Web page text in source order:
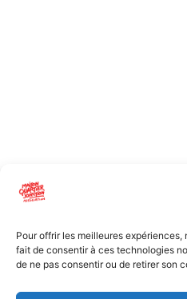
Pour offrir les meilleures
fait de consentir à ces technologies
de ne pas consentir ou de retirer son